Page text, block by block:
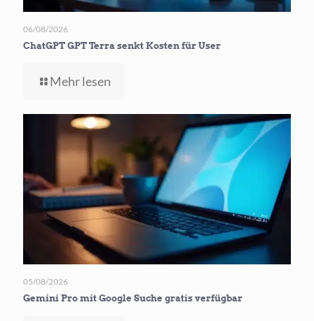
06/08/2026
ChatGPT GPT Terra senkt Kosten für User
Mehr lesen
Terra
Kosten
für User
05/08/2026
Gemini Pro mit Google Suche gratis verfügbar